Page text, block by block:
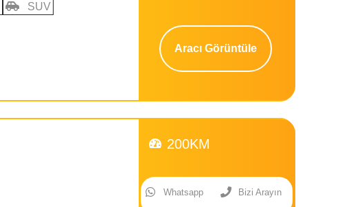
SUV
Aracı Görüntüle
200KM
Whatsapp Bizi Arayın